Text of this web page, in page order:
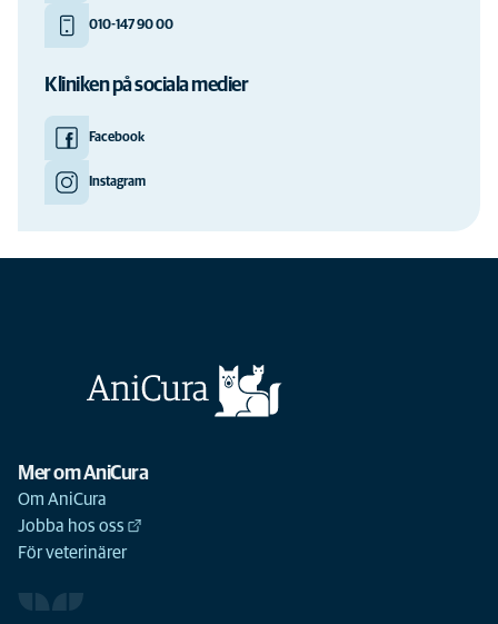
010-147 90 00
Kliniken på sociala medier
Facebook
Instagram
Mer om AniCura
Om AniCura
Jobba hos oss
För veterinärer